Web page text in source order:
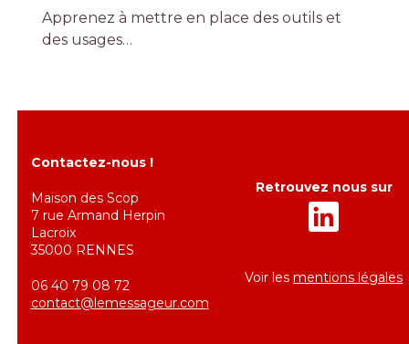
Apprenez à mettre en place des outils et
des usages…
Contactez-nous !
Maison des Scop
7 rue Armand Herpin
Lacroix
35000 RENNES
06 40 79 08 72
contact@lemessageur.com
Retrouvez nous sur
Voir lesmentions légales